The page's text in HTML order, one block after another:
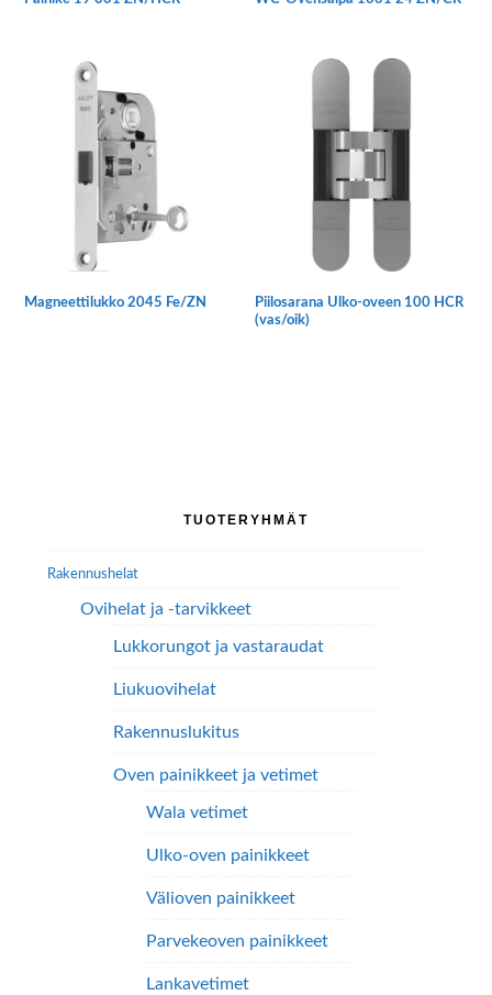
Magneettilukko 2045 Fe/ZN
Piilosarana Ulko-oveen 100 HCR
(vas/oik)
TUOTERYHMÄT
Rakennushelat
Ovihelat ja -tarvikkeet
Lukkorungot ja vastaraudat
Liukuovihelat
Rakennuslukitus
Oven painikkeet ja vetimet
Wala vetimet
Ulko-oven painikkeet
Välioven painikkeet
Parvekeoven painikkeet
Lankavetimet